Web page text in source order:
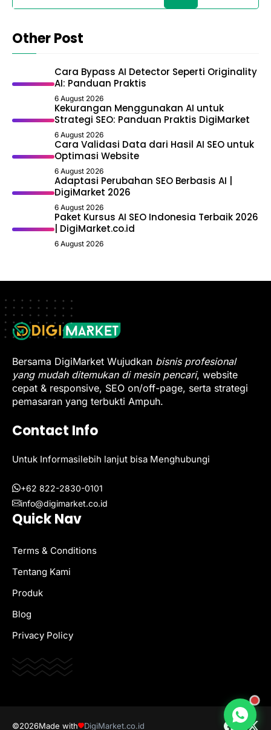
Other Post
Cara Bypass AI Detector Seperti Originality
AI: Panduan Praktis
6 August 2026
Kekurangan Menggunakan AI untuk
Strategi SEO: Panduan Praktis DigiMarket
6 August 2026
Cara Validasi Data dari Hasil AI SEO untuk
Optimasi Website
6 August 2026
Adaptasi Perubahan SEO Berbasis AI |
DigiMarket 2026
6 August 2026
Paket Kursus AI SEO Indonesia Terbaik 2026
| DigiMarket.co.id
6 August 2026
Bersama DigiMarket Wujudkan bisnis profesional
yang mudah ditemukan di mesin pencari, website
cepat & responsive, SEO on/off-page, serta strategi
pemasaran yang terbukti Ampuh.
Contact Info
Untuk Informasilebih lanjut bisa Menghubungi
+62 822-2830-0101
info@digimarket.co.id
Quick Nav
Terms & Conditions
Tentang Kami
Produk
Blog
Privacy Policy
©2026Made with DigiMarket.co.id